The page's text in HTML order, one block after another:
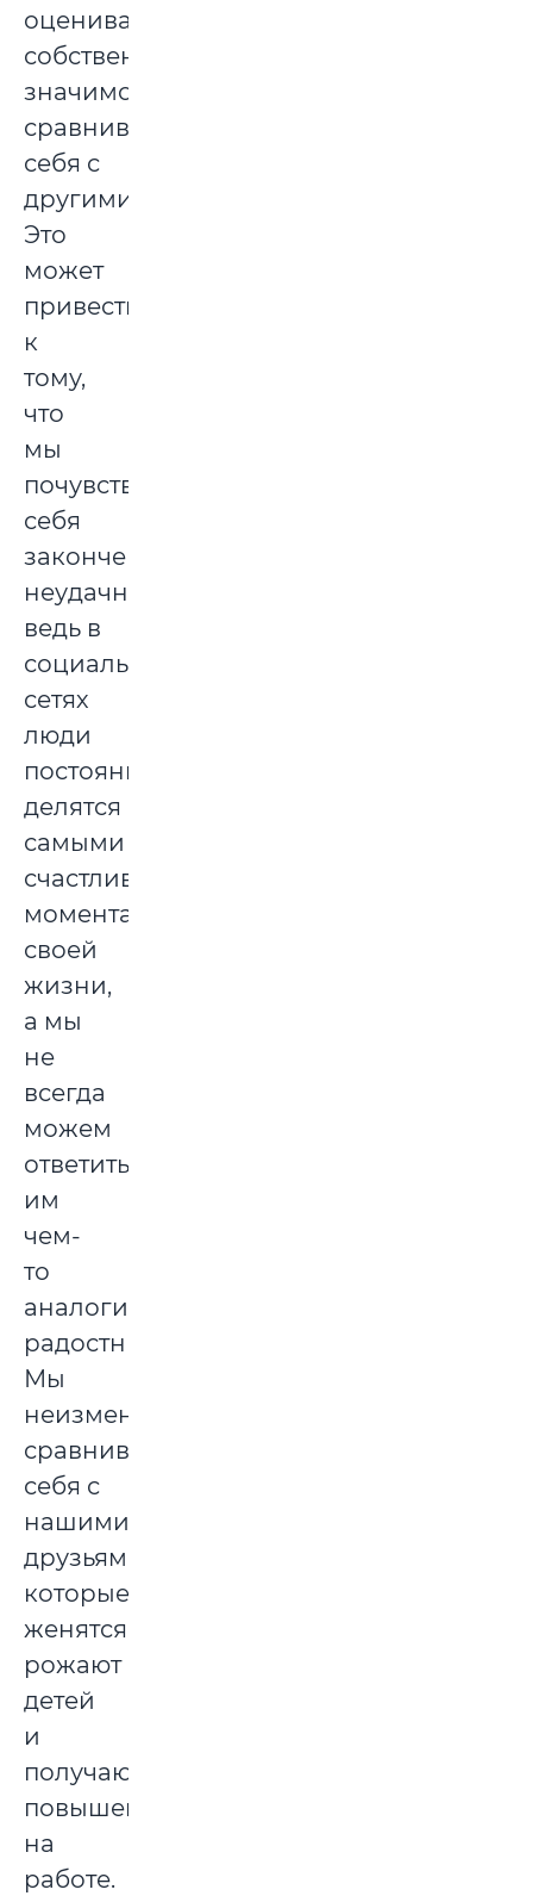
оценивать
собственную
значимость,
сравнивая
себя с
другими.
Это
может
привести
к
тому,
что
мы
почувствуем
себя
законченными
неудачниками:
ведь в
социальных
сетях
люди
постоянно
делятся
самыми
счастливыми
моментами
своей
жизни,
а мы
не
всегда
можем
ответить
им
чем-
то
аналогично
радостным.
Мы
неизменно
сравниваем
себя с
нашими
друзьями,
которые
женятся,
рожают
детей
и
получают
повышение
на
работе.